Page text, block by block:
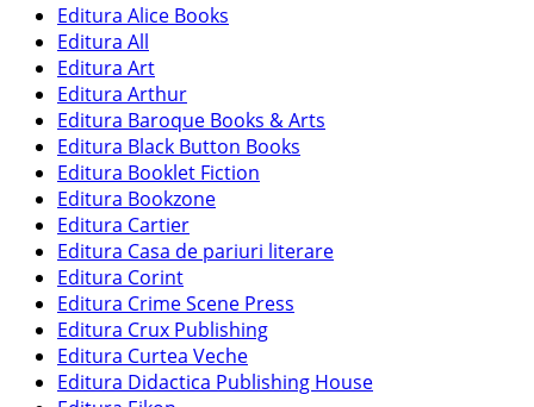
Editura Alice Books
Editura All
Editura Art
Editura Arthur
Editura Baroque Books & Arts
Editura Black Button Books
Editura Booklet Fiction
Editura Bookzone
Editura Cartier
Editura Casa de pariuri literare
Editura Corint
Editura Crime Scene Press
Editura Crux Publishing
Editura Curtea Veche
Editura Didactica Publishing House